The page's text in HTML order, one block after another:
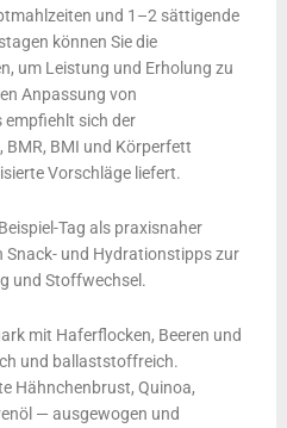
und 1–2 sättigende
können Sie die
um Leistung und Erholung zu
Anpassung von
sich der
BMR, BMI und Körperfett
Vorschläge liefert.
Tag als praxisnaher
und Hydrationstipps zur
und Stoffwechsel.
mit Haferflocken, Beeren und
und ballaststoffreich.
Hähnchenbrust, Quinoa,
— ausgewogen und